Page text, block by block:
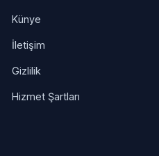
Künye
İletişim
Gizlilik
Hizmet Şartları